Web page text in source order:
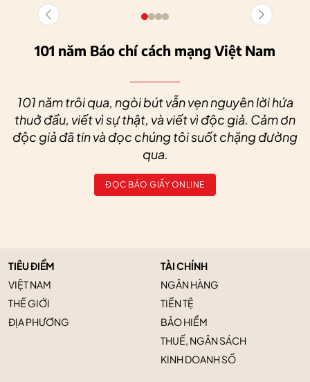
101 năm Báo chí cách mạng Việt Nam
101 năm trôi qua, ngòi bút vẫn vẹn nguyên lời hứa
thuở đầu, viết vì sự thật, và viết vì độc giả. Cảm ơn
độc giả đã tin và đọc chúng tôi suốt chặng đường
qua.
ĐỌC BÁO GIẤY ONLINE
TIÊU ĐIỂM
VIỆT NAM
THẾ GIỚI
ĐỊA PHƯƠNG
TÀI CHÍNH
NGÂN HÀNG
TIỀN TỆ
BẢO HIỂM
THUẾ, NGÂN SÁCH
KINH DOANH SỐ